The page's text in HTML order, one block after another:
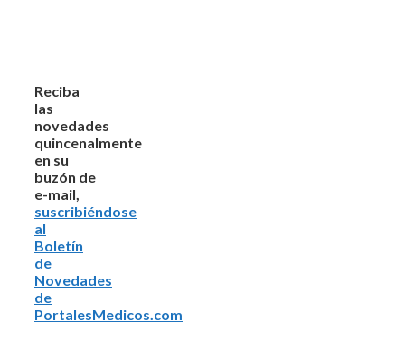
Reciba
las
novedades
quincenalmente
en su
buzón de
e-mail,
suscribiéndose
al
Boletín
de
Novedades
de
PortalesMedicos.com